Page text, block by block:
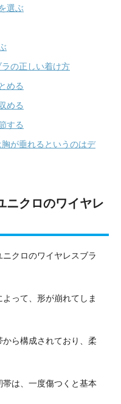
選ぶ
の正しい着け方
める
める
する
が垂れるというのはデ
ニクロのワイヤレ
クロのワイヤレスブラ
って、形が崩れてしま
ら構成されており、柔
は、一度傷つくと基本